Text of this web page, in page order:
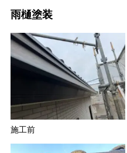
雨樋塗装
施工前